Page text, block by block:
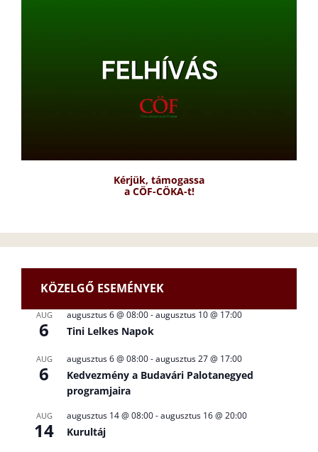
Kérjük, támogassa
a CÖF-CÖKA-t!
KÖZELGŐ ESEMÉNYEK
AUG
6
augusztus 6 @ 08:00-augusztus 10 @ 17:00
Tini Lelkes Napok
AUG
6
augusztus 6 @ 08:00-augusztus 27 @ 17:00
Kedvezmény a Budavári Palotanegyed
programjaira
AUG
14
augusztus 14 @ 08:00-augusztus 16 @ 20:00
Kurultáj